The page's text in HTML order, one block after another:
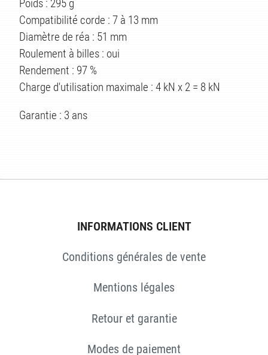
Poids : 295 g
Compatibilité corde : 7 à 13 mm
Diamètre de réa : 51 mm
Roulement à billes : oui
Rendement : 97 %
Charge d'utilisation maximale : 4 kN x 2 = 8 kN
Garantie : 3 ans
INFORMATIONS CLIENT
Conditions générales de vente
Mentions légales
Retour et garantie
Modes de paiement